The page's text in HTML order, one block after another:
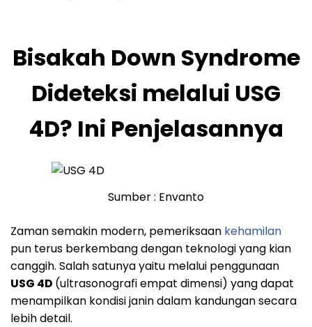
Bisakah Down Syndrome
Dideteksi melalui USG
4D? Ini Penjelasannya
Sumber : Envanto
Zaman semakin modern, pemeriksaan kehamilan
pun terus berkembang dengan teknologi yang kian
canggih. Salah satunya yaitu melalui penggunaan
USG 4D (ultrasonografi empat dimensi) yang dapat
menampilkan kondisi janin dalam kandungan secara
lebih detail.